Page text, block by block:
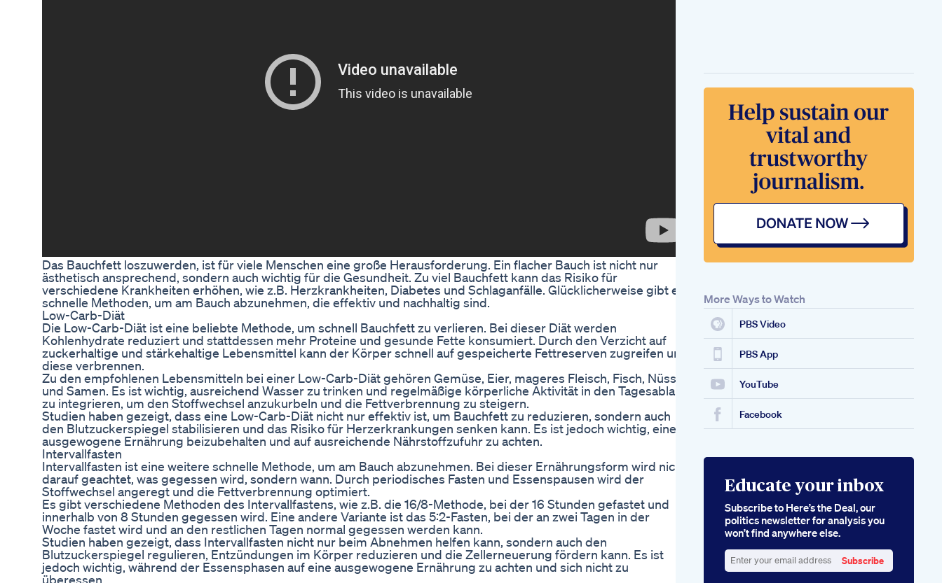
Das Bauchfett loszuwerden, ist für viele Menschen eine große Herausforderung. Ein flacher Bauch ist nicht nur
ästhetisch ansprechend, sondern auch wichtig für die Gesundheit. Zu viel Bauchfett kann das Risiko für
verschiedene Krankheiten erhöhen, wie z.B. Herzkrankheiten, Diabetes und Schlaganfälle. Glücklicherweise gibt es
schnelle Methoden, um am Bauch abzunehmen, die effektiv und nachhaltig sind.
Low-Carb-Diät
Die Low-Carb-Diät ist eine beliebte Methode, um schnell Bauchfett zu verlieren. Bei dieser Diät werden
Kohlenhydrate reduziert und stattdessen mehr Proteine und gesunde Fette konsumiert. Durch den Verzicht auf
zuckerhaltige und stärkehaltige Lebensmittel kann der Körper schnell auf gespeicherte Fettreserven zugreifen und
diese verbrennen.
Zu den empfohlenen Lebensmitteln bei einer Low-Carb-Diät gehören Gemüse, Eier, mageres Fleisch, Fisch, Nüsse
und Samen. Es ist wichtig, ausreichend Wasser zu trinken und regelmäßige körperliche Aktivität in den Tagesablauf
zu integrieren, um den Stoffwechsel anzukurbeln und die Fettverbrennung zu steigern.
Studien haben gezeigt, dass eine Low-Carb-Diät nicht nur effektiv ist, um Bauchfett zu reduzieren, sondern auch
den Blutzuckerspiegel stabilisieren und das Risiko für Herzerkrankungen senken kann. Es ist jedoch wichtig, eine
ausgewogene Ernährung beizubehalten und auf ausreichende Nährstoffzufuhr zu achten.
Intervallfasten
Intervallfasten ist eine weitere schnelle Methode, um am Bauch abzunehmen. Bei dieser Ernährungsform wird nicht
darauf geachtet, was gegessen wird, sondern wann. Durch periodisches Fasten und Essenspausen wird der
Stoffwechsel angeregt und die Fettverbrennung optimiert.
Es gibt verschiedene Methoden des Intervallfastens, wie z.B. die 16/8-Methode, bei der 16 Stunden gefastet und
innerhalb von 8 Stunden gegessen wird. Eine andere Variante ist das 5:2-Fasten, bei der an zwei Tagen in der
Woche fastet wird und an den restlichen Tagen normal gegessen werden kann.
Studien haben gezeigt, dass Intervallfasten nicht nur beim Abnehmen helfen kann, sondern auch den
Blutzuckerspiegel regulieren, Entzündungen im Körper reduzieren und die Zellerneuerung fördern kann. Es ist
jedoch wichtig, während der Essensphasen auf eine ausgewogene Ernährung zu achten und sich nicht zu
überessen.
Shorts Trending
Lose Weight Without
Giving Up Your Life
First Week Results
Of Semaglutide
Weight Loss
Kelly Clarkson Keto
Gummies At Costco
The Celebrity Diet
Trend Thats
Captivating Fans
More Ways to Watch
PBS Video
PBS App
YouTube
Facebook
Educate your inbox
Subscribe to Here’s the Deal, our
politics newsletter for analysis you
won’t find anywhere else.
Subscribe